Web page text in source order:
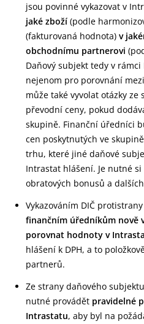
jsou povinné vykazovat v
jaké zboží (podle
(fakturovaná hodnota) v
obchodnímu partnerovi
Daňový subjekt tedy v
nejenom pro porovnání
může také vyvolat otázky
převodní ceny, pokud
skupině. Finanční úředníci
cen poskytnutých ve
trhu, které jiné daňové
Intrastat hlášení. Je nutné
obratových bonusů a
Vykazováním DIČ
finančním úředníkům nově
porovnat hodnoty v
hlášení k DPH, a to
partnerů.
Ze strany daňového
nutné provádět pravidelné
Intrastatu, aby byl na